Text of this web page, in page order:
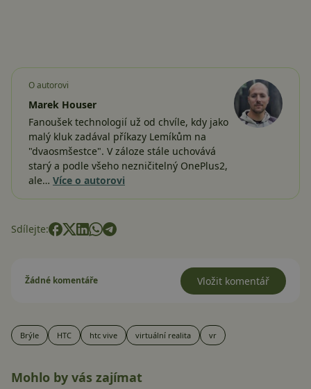
O autorovi
Marek Houser
Fanoušek technologií už od chvíle, kdy jako
malý kluk zadával příkazy Lemíkům na
"dvaosmšestce". V záloze stále uchovává
starý a podle všeho nezničitelný OnePlus2,
ale… Více o autorovi
Sdílejte:
Žádné komentáře Vložit komentář
Brýle HTC htc vive virtuální realita vr
Mohlo by vás zajímat